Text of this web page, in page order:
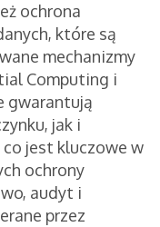
ochrona
które są
mechanizmy
Computing i
gwarantują
jak i
jest kluczowe w
ochrony
audyt i
przez